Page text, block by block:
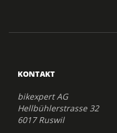
KONTAKT
bikexpert AG
Hellbühlerstrasse 32
6017 Ruswil